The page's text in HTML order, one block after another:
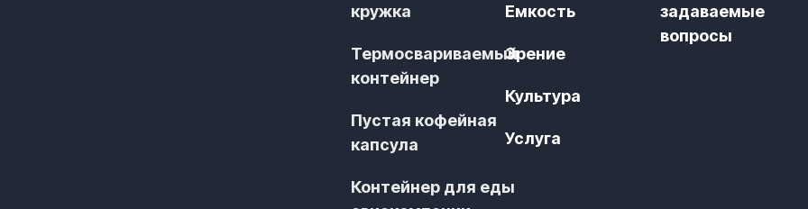
кружка
Термосвариваемый
контейнер
Пустая кофейная
капсула
Контейнер для еды
Емкость
Зрение
Культура
Услуга
задаваемые
вопросы